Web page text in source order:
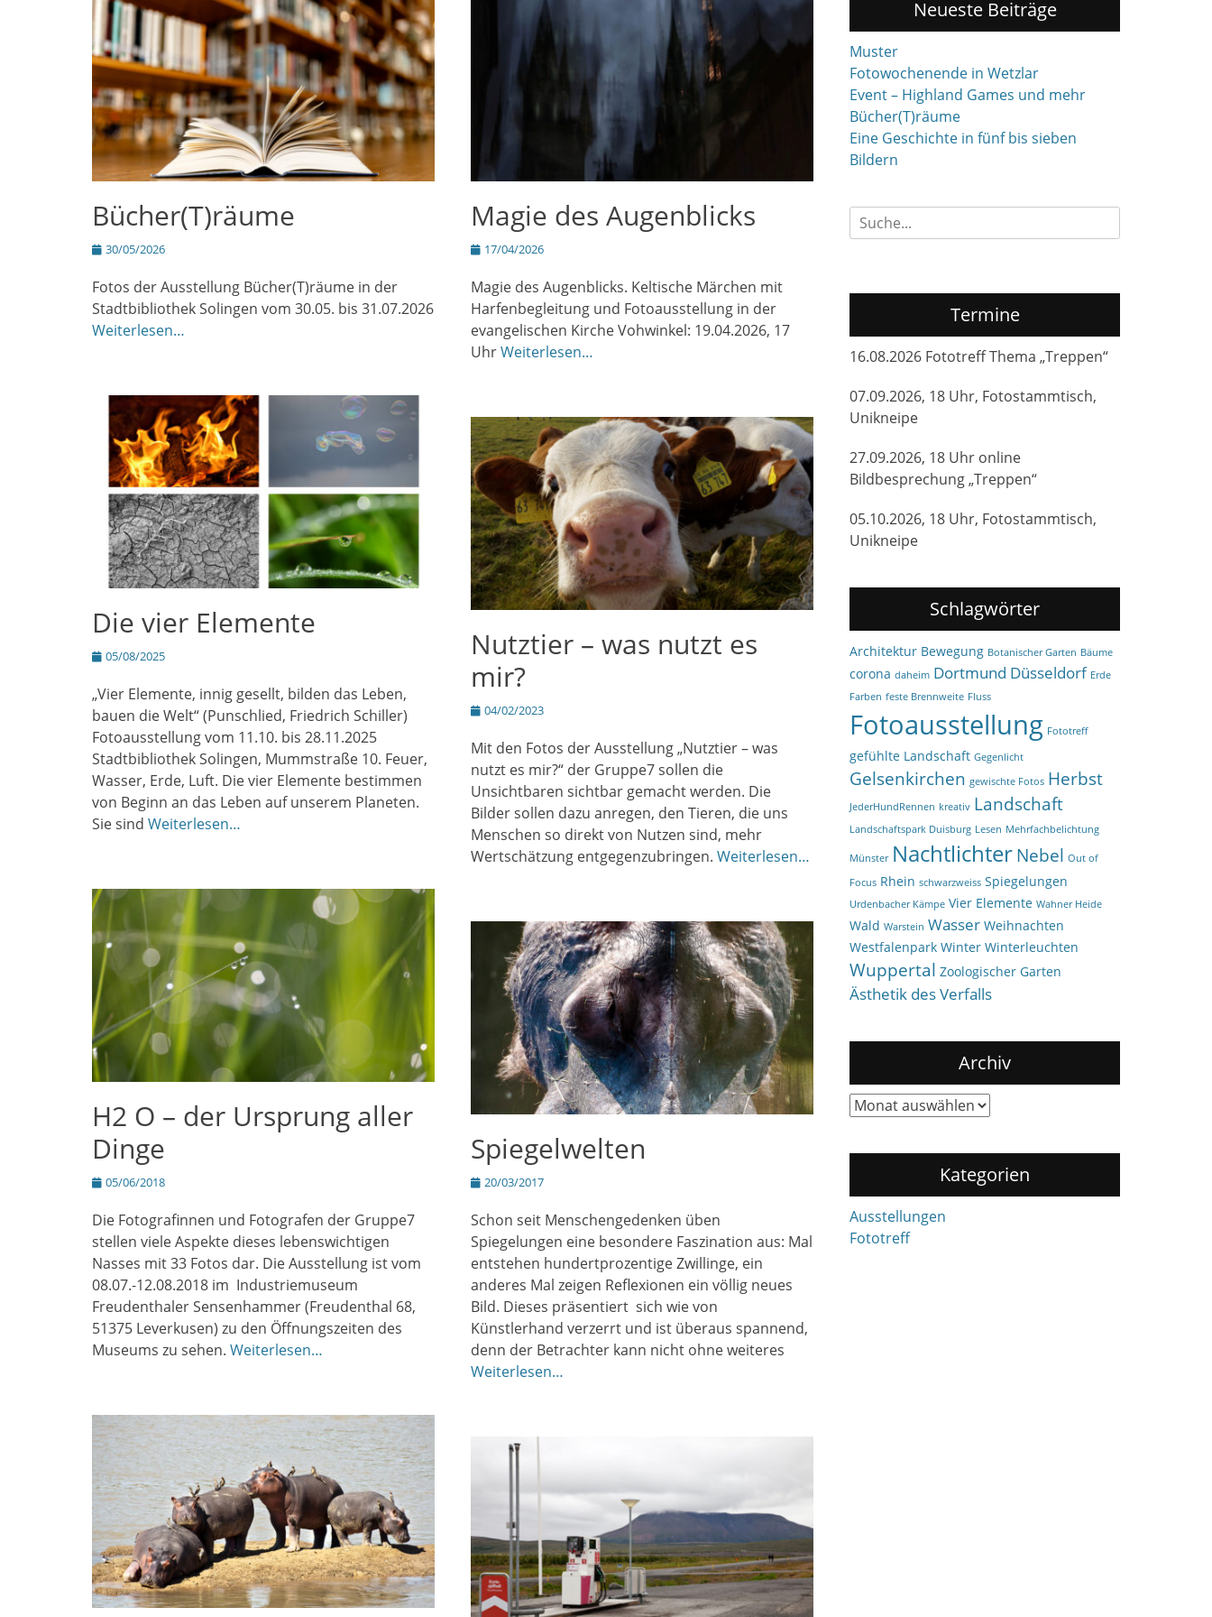
Bücher(T)räume
Posted
30/05/2026
Fotos der Ausstellung Bücher(T)räume in der
Stadtbibliothek Solingen vom 30.05. bis 31.07.2026
Weiterlesen…
Magie des Augenblicks
Posted
17/04/2026
Magie des Augenblicks. Keltische Märchen mit
Harfenbegleitung und Fotoausstellung in der
evangelischen Kirche Vohwinkel: 19.04.2026, 17
UhrWeiterlesen…
Die vier Elemente
Posted
05/08/2025
„Vier Elemente, innig gesellt, bilden das Leben,
bauen die Welt“ (Punschlied, Friedrich Schiller)
Fotoausstellung vom 11.10. bis 28.11.2025
Stadtbibliothek Solingen, Mummstraße 10. Feuer,
Wasser, Erde, Luft. Die vier Elemente bestimmen
von Beginn an das Leben auf unserem Planeten.
Sie sind Weiterlesen…
Nutztier – was nutzt es
mir?
Posted
04/02/2023
Mit den Fotos der Ausstellung „Nutztier – was
nutzt es mir?“ der Gruppe7 sollen die
Unsichtbaren sichtbar gemacht werden. Die
Bilder sollen dazu anregen, den Tieren, die uns
Menschen so direkt von Nutzen sind, mehr
Wertschätzung entgegenzubringen. Weiterlesen…
H2 O – der Ursprung aller
Dinge
Posted
05/06/2018
Die Fotografinnen und Fotografen der Gruppe7
stellen viele Aspekte dieses lebenswichtigen
Nasses mit 33 Fotos dar. Die Ausstellung ist vom
08.07.-12.08.2018 im Industriemuseum
Freudenthaler Sensenhammer (Freudenthal 68,
51375 Leverkusen) zu den Öffnungszeiten des
Museums zu sehen. Weiterlesen…
Spiegelwelten
Posted
20/03/2017
Schon seit Menschengedenken üben
Spiegelungen eine besondere Faszination aus: Mal
entstehen hundertprozentige Zwillinge, ein
anderes Mal zeigen Reflexionen ein völlig neues
Bild. Dieses präsentiert sich wie von
Künstlerhand verzerrt und ist überaus spannend,
denn der Betrachter kann nicht ohne weiteres
Weiterlesen…
Neueste Beiträge
Muster
Fotowochenende in Wetzlar
Event – Highland Games und mehr
Bücher(T)räume
Eine Geschichte in fünf bis sieben
Bildern
Suchen
nach:
Termine
16.08.2026 Fototreff Thema „Treppen“
07.09.2026, 18 Uhr, Fotostammtisch,
Unikneipe
27.09.2026, 18 Uhr online
Bildbesprechung „Treppen“
05.10.2026, 18 Uhr, Fotostammtisch,
Unikneipe
Schlagwörter
Architektur Bewegung Botanischer Garten Bäume
corona daheim Dortmund Düsseldorf Erde
Farben feste Brennweite Fluss
Fotoausstellung Fototreff
gefühlte Landschaft Gegenlicht
Gelsenkirchen gewischte Fotos Herbst
JederHundRennen kreativ Landschaft
Landschaftspark Duisburg Lesen Mehrfachbelichtung
Münster NachtlichterNebel Out of
Focus Rhein schwarzweiss Spiegelungen
Urdenbacher Kämpe Vier Elemente Wahner Heide
Wald Warstein Wasser Weihnachten
Westfalenpark Winter Winterleuchten
Wuppertal Zoologischer Garten
Ästhetik des Verfalls
Archiv
Archiv
Kategorien
Ausstellungen
Fototreff